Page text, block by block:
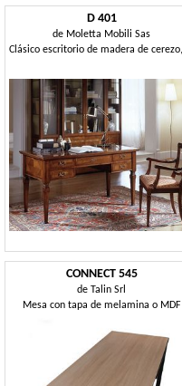
D 401
de Moletta Mobili Sas
CONNECT 545
de Talin Srl
Mesa con tapa de melamina o MDF